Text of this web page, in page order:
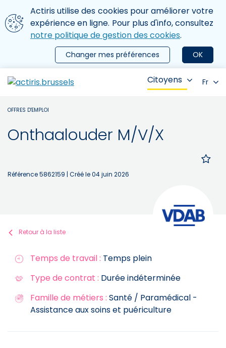
Aller au contenu principal
Nous utilisons des cookies
Actiris utilise des cookies pour améliorer votre
expérience en ligne. Pour plus d'info, consultez
notre politique de gestion des cookies.
OK
Changer mes préférences
le menu
Citoyens Fr
OFFRES D'EMPLOI
Onthaalouder M/V/X
Référence 5862159 | Créé le 04 juin 2026
Retour à la liste
Temps de travail : Temps plein
Type de contrat : Durée indéterminée
Famille de métiers : Santé / Paramédical -
Assistance aux soins et puériculture